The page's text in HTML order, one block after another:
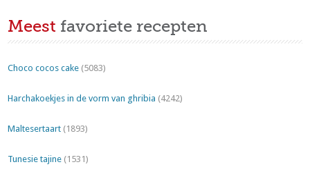
Meest favoriete recepten
Choco cocos cake (5083)
Harchakoekjes in de vorm van ghribia (4242)
Maltesertaart (1893)
Tunesie tajine (1531)